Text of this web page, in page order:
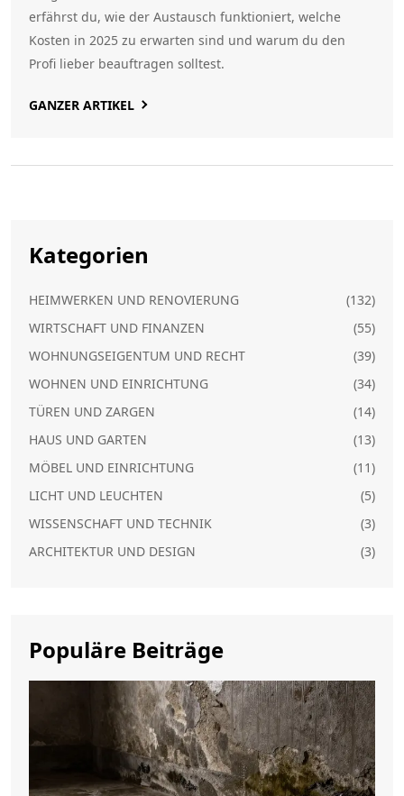
erfährst du, wie der Austausch funktioniert, welche
Kosten in 2025 zu erwarten sind und warum du den
Profi lieber beauftragen solltest.
GANZER ARTIKEL
Kategorien
HEIMWERKEN UND RENOVIERUNG
(132)
WIRTSCHAFT UND FINANZEN
(55)
WOHNUNGSEIGENTUM UND RECHT
(39)
WOHNEN UND EINRICHTUNG
(34)
TÜREN UND ZARGEN
(14)
HAUS UND GARTEN
(13)
MÖBEL UND EINRICHTUNG
(11)
LICHT UND LEUCHTEN
(5)
WISSENSCHAFT UND TECHNIK
(3)
ARCHITEKTUR UND DESIGN
(3)
Populäre Beiträge